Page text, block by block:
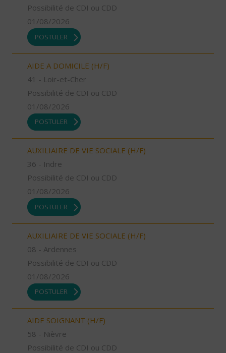
Possibilité de CDI ou CDD
01/08/2026
POSTULER
AIDE A DOMICILE (H/F)
41 - Loir-et-Cher
Possibilité de CDI ou CDD
01/08/2026
POSTULER
AUXILIAIRE DE VIE SOCIALE (H/F)
36 - Indre
Possibilité de CDI ou CDD
01/08/2026
POSTULER
AUXILIAIRE DE VIE SOCIALE (H/F)
08 - Ardennes
Possibilité de CDI ou CDD
01/08/2026
POSTULER
AIDE SOIGNANT (H/F)
58 - Nièvre
Possibilité de CDI ou CDD